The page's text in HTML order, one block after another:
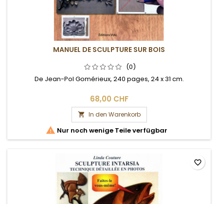
MANUEL DE SCULPTURE SUR BOIS
(0)
De Jean-Pol Gomérieux, 240 pages, 24 x 31 cm.
68,00 CHF
 In den Warenkorb
 Nur noch wenige Teile verfügbar
favorite_border